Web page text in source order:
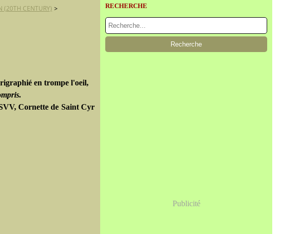
(20TH CENTURY) >
en trompe l'oeil,
Cornette de Saint Cyr
RECHERCHE
Publicité